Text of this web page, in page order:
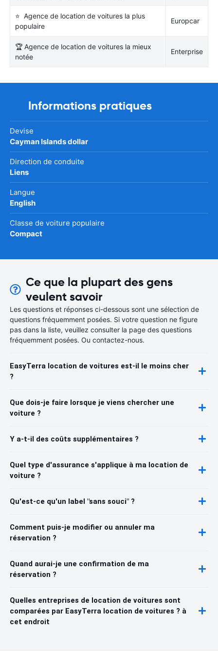
⭐ Agence de location de voitures la plus
populaire
Europcar
🏆 Agence de location de voitures la mieux
notée
Enterprise
Informations pratiques
Devise
Cayman Islands dollar
Direction de conduite
Liens
Langue
English
Classe de voiture populaire
Compact
Ce que la plupart des gens
veulent savoir
Les questions et réponses ci-dessous sont une sélection de
questions fréquemment posées. Si votre question ne figure
pas dans la liste, veuillez consulter la page des questions
fréquemment posées. Ou contactez-nous.
EasyTerra location de voitures est-il le moins cher
?
Que dois-je faire lorsque je viens chercher une
voiture ?
Y a-t-il des coûts supplémentaires ?
Quel type d'assurance s'applique à ma location de
voiture ?
Qu'est-ce qu'un label "sans souci" ?
Comment puis-je modifier ou annuler ma
réservation ?
Quand aurai-je une confirmation de ma
réservation ?
Quelles entreprises de location de voitures sont
comparées par EasyTerra location de voitures ? à
cet endroit